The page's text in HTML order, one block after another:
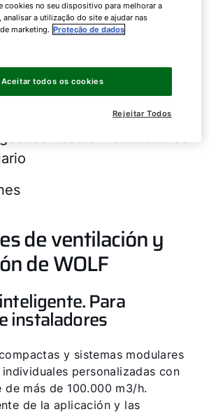
de WOLF
de ventilación y
de WOLF
Para
instaladores
y sistemas modulares
personalizadas con
de más de 100.000 m3/h.
de la aplicación y las
cliente
cookies no seu dispositivo para melhorar a
analisar a utilização do site e ajudar nas
marketing. Proteção de dados
Rejeitar Todos
Aceitar todos os cookies